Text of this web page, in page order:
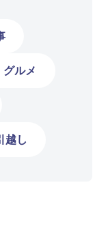
グルメ
越し